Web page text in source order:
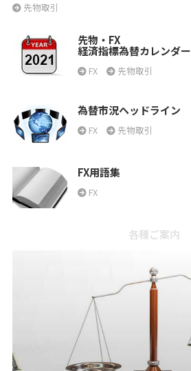
先物取引
先物・FX
経済指標為替カレンダー
FX 先物取引
為替市況ヘッドライン
FX 先物取引
FX用語集
FX
各種ご案内